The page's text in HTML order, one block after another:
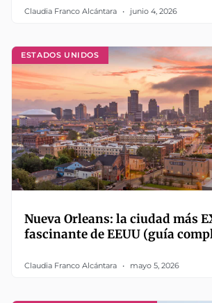
Claudia Franco Alcántara junio 4, 2026
ESTADOS UNIDOS
Nueva Orleans: la ciudad más
fascinante de EEUU (guía
Claudia Franco Alcántara mayo 5, 2026